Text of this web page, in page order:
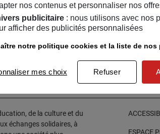
Social Club fait Nuit
TOUT PUBLIC EXPO
de la culture et du
échanges solidaires, à
ESPACE
nos contenus et personnaliser nos
publicitaire : nous utilisons avec nos
afficher des publicités personnalisées
notre politique cookies et la liste de nos
mes choix Refuser